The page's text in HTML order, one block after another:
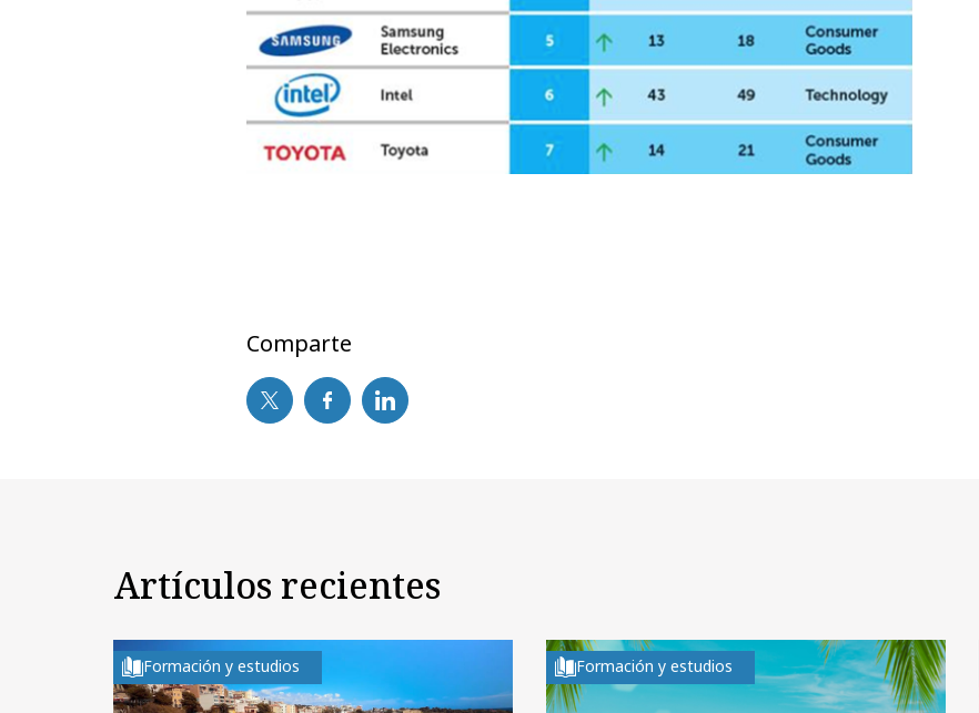
Comparte
Artículos recientes
Formación y estudios Formación y estudios